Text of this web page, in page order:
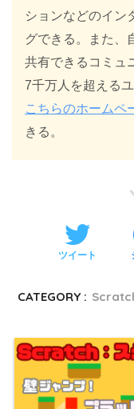
ションなどのイン
グできる。また、
共有できるコミュ
7千万人を超えるユ
こちらのホームペ
きる。
ツイート
CATEGORY :